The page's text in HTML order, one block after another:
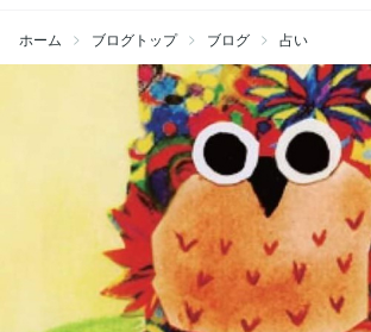
ホーム ブログトップ ブログ 占い